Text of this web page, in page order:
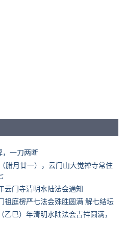
，一刀两断
腊月廿一），云门山大觉禅寺常住
云门寺清明水陆法会通知
祖庭楞严七法会殊胜圆满 解七结坛
巳）年清明水陆法会吉祥圆满，